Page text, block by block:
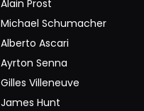
Alain Prost
Michael Schumacher
Alberto Ascari
Ayrton Senna
Gilles Villeneuve
James Hunt